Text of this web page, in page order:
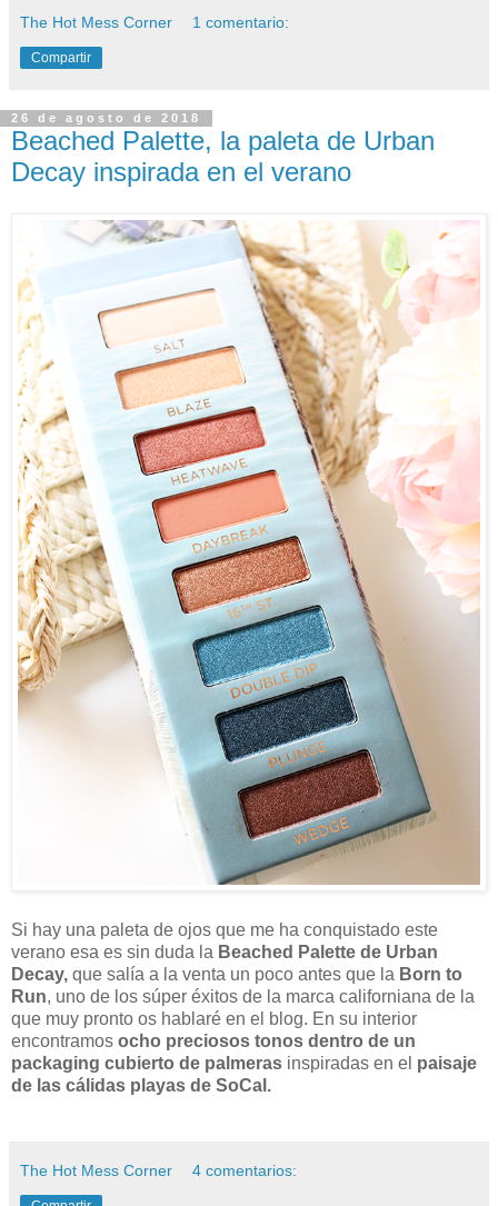
The Hot Mess Corner 1 comentario:
Compartir
26 de agosto de 2018
Beached Palette, la paleta de Urban
Decay inspirada en el verano
Si hay una paleta de ojos que me ha conquistado este
verano esa es sin duda la Beached Palette de Urban
Decay, que salía a la venta un poco antes que la Born to
Run, uno de los súper éxitos de la marca californiana de la
que muy pronto os hablaré en el blog. En su interior
encontramos ocho preciosos tonos dentro de un
packaging cubierto de palmeras inspiradas en el paisaje
de las cálidas playas de SoCal.
The Hot Mess Corner 4 comentarios: